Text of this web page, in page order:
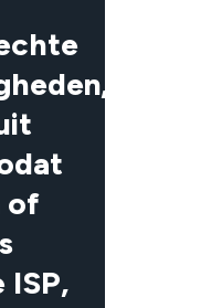
of
ISP,